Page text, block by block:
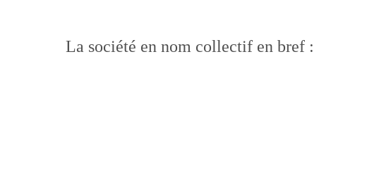
La société en nom collectif en bref :